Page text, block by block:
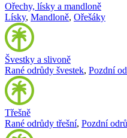
Ořechy, lísky a mandloně
Lísky, Mandloně, Ořešáky
Švestky a slivoně
Rané odrůdy švestek, Pozdní
Třešně
Rané odrůdy třešní, Pozdní